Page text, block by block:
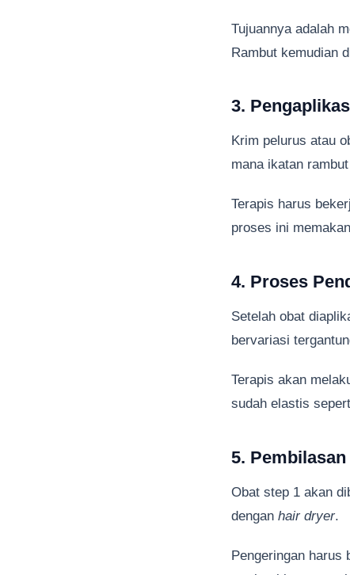
Tujuannya adalah
Rambut kemudian
3.
Krim pelurus atau
mana ikatan
Terapis harus
proses ini
4. Proses
Setelah obat
bervariasi
Terapis akan
sudah elastis
5.
Obat step 1 akan
dengan hair dryer.
Pengeringan harus